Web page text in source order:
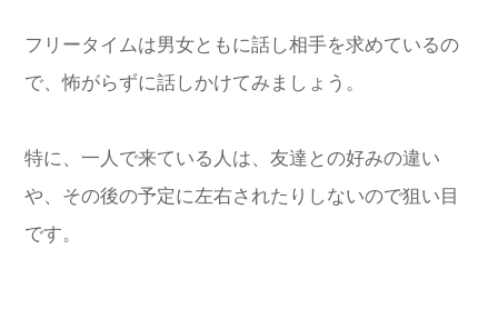
フリータイムは男女ともに話し相手を求めているの
で、怖がらずに話しかけてみましょう。
特に、一人で来ている人は、友達との好みの違い
や、その後の予定に左右されたりしないので狙い目
です。